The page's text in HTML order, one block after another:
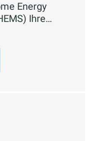
Energy
Ihre
gezielt
vernetzt und